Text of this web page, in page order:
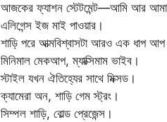
আজকের ফ্যাশন স্টেটমেন্ট—আমি আর
এলিগেন্স ইজ মাই পাওয়ার।
শাড়ি পরে আত্মবিশ্বাসটা আরও এক ধাপ
মিনিমাল মেকআপ, ম্যাক্সিমাম ভাইব।
স্টাইল যখন ঐতিহ্যের সাথে মিক্সড।
ক্যামেরা অন, শাড়ি গেম স্ট্রং।
সিম্পল শাড়ি, বোল্ড প্রেজেন্স।